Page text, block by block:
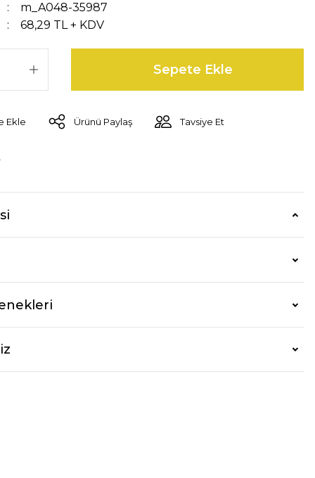
m_A048-35987
68,29 TL + KDV
Sepete Ekle
Ürünü Paylaş Tavsiye Et